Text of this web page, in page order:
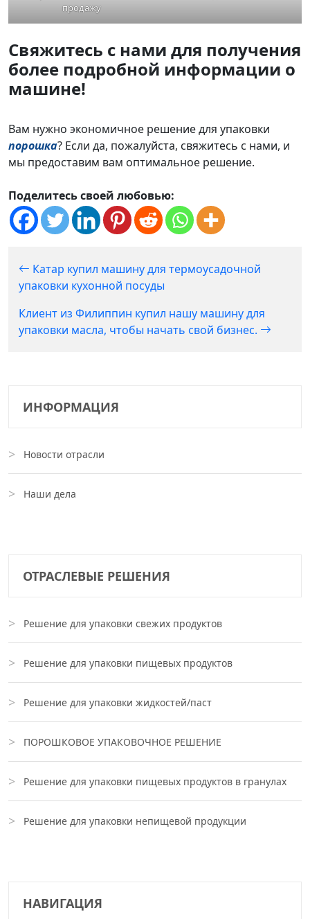
продажу
Свяжитесь с нами для получения
более подробной информации о
машине!
Вам нужно экономичное решение для упаковки
порошка? Если да, пожалуйста, свяжитесь с нами, и
мы предоставим вам оптимальное решение.
Поделитесь своей любовью:
Катар купил машину для термоусадочной
упаковки кухонной посуды
Клиент из Филиппин купил нашу машину для
упаковки масла, чтобы начать свой бизнес.
ИНФОРМАЦИЯ
Новости отрасли
Наши дела
ОТРАСЛЕВЫЕ РЕШЕНИЯ
Решение для упаковки свежих продуктов
Решение для упаковки пищевых продуктов
Решение для упаковки жидкостей/паст
ПОРОШКОВОЕ УПАКОВОЧНОЕ РЕШЕНИЕ
Решение для упаковки пищевых продуктов в гранулах
Решение для упаковки непищевой продукции
НАВИГАЦИЯ